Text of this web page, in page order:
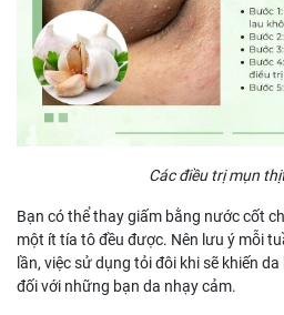
Các điều trị mụn
Bạn có thể thay giấm bằng nước cốt
một ít tía tô đều được. Nên lưu ý mỗi
lần, việc sử dụng tỏi đôi khi sẽ khiến
đối với những bạn da nhạy cảm.